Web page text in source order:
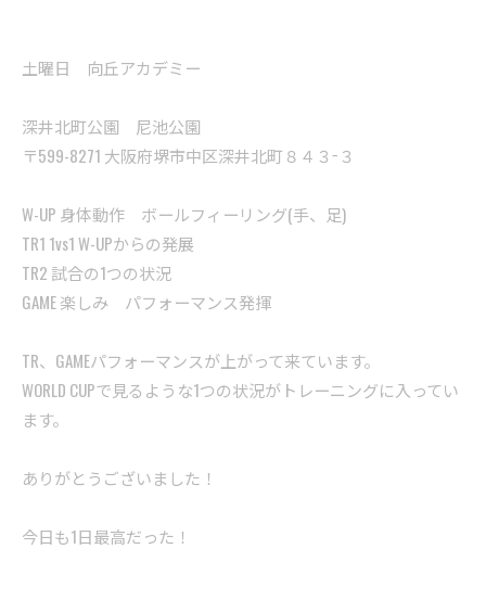
土曜日 向丘アカデミー
深井北町公園 尼池公園
〒599-8271 大阪府堺市中区深井北町８４３−３
W-UP 身体動作 ボールフィーリング(手、足)
TR1 1vs1 W-UPからの発展
TR2 試合の1つの状況
GAME 楽しみ パフォーマンス発揮
TR、GAMEパフォーマンスが上がって来ています。
WORLD CUPで見るような1つの状況がトレーニングに入ってい
ます。
ありがとうございました！
今日も1日最高だった！